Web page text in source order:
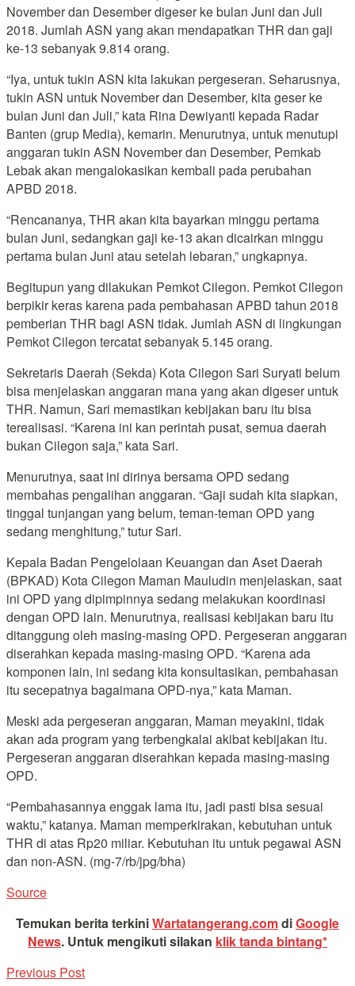
November dan Desember digeser ke bulan Juni dan Juli
2018. Jumlah ASN yang akan mendapatkan THR dan gaji
ke-13 sebanyak 9.814 orang.
“Iya, untuk tukin ASN kita lakukan pergeseran. Seharusnya,
tukin ASN untuk November dan Desember, kita geser ke
bulan Juni dan Juli,” kata Rina Dewiyanti kepada Radar
Banten (grup Media), kemarin. Menurutnya, untuk menutupi
anggaran tukin ASN November dan Desember, Pemkab
Lebak akan mengalokasikan kembali pada perubahan
APBD 2018.
“Rencananya, THR akan kita bayarkan minggu pertama
bulan Juni, sedangkan gaji ke-13 akan dicairkan minggu
pertama bulan Juni atau setelah lebaran,” ungkapnya.
Begitupun yang dilakukan Pemkot Cilegon. Pemkot Cilegon
berpikir keras karena pada pembahasan APBD tahun 2018
pemberian THR bagi ASN tidak. Jumlah ASN di lingkungan
Pemkot Cilegon tercatat sebanyak 5.145 orang.
Sekretaris Daerah (Sekda) Kota Cilegon Sari Suryati belum
bisa menjelaskan anggaran mana yang akan digeser untuk
THR. Namun, Sari memastikan kebijakan baru itu bisa
terealisasi. “Karena ini kan perintah pusat, semua daerah
bukan Cilegon saja,” kata Sari.
Menurutnya, saat ini dirinya bersama OPD sedang
membahas pengalihan anggaran. “Gaji sudah kita siapkan,
tinggal tunjangan yang belum, teman-teman OPD yang
sedang menghitung,” tutur Sari.
Kepala Badan Pengelolaan Keuangan dan Aset Daerah
(BPKAD) Kota Cilegon Maman Mauludin menjelaskan, saat
ini OPD yang dipimpinnya sedang melakukan koordinasi
dengan OPD lain. Menurutnya, realisasi kebijakan baru itu
ditanggung oleh masing-masing OPD. Pergeseran anggaran
diserahkan kepada masing-masing OPD. “Karena ada
komponen lain, ini sedang kita konsultasikan, pembahasan
itu secepatnya bagaimana OPD-nya,” kata Maman.
Meski ada pergeseran anggaran, Maman meyakini, tidak
akan ada program yang terbengkalai akibat kebijakan itu.
Pergeseran anggaran diserahkan kepada masing-masing
OPD.
“Pembahasannya enggak lama itu, jadi pasti bisa sesuai
waktu,” katanya. Maman memperkirakan, kebutuhan untuk
THR di atas Rp20 miliar. Kebutuhan itu untuk pegawai ASN
dan non-ASN. (mg-7/rb/jpg/bha)
Source
Temukan berita terkiniWartatangerang.comdiGoogle
News. Untuk mengikuti silakan klik tanda bintang*
Previous Post